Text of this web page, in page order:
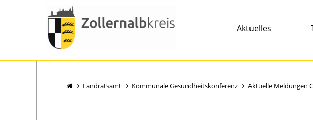
Aktuelles
Landratsamt Kommunale Gesundheitskonferenz Aktuelle Meldungen